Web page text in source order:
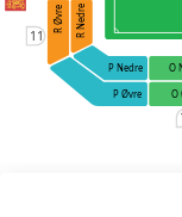
11
O
O
P Øvre
P Nedre
R Øvre R Nedre